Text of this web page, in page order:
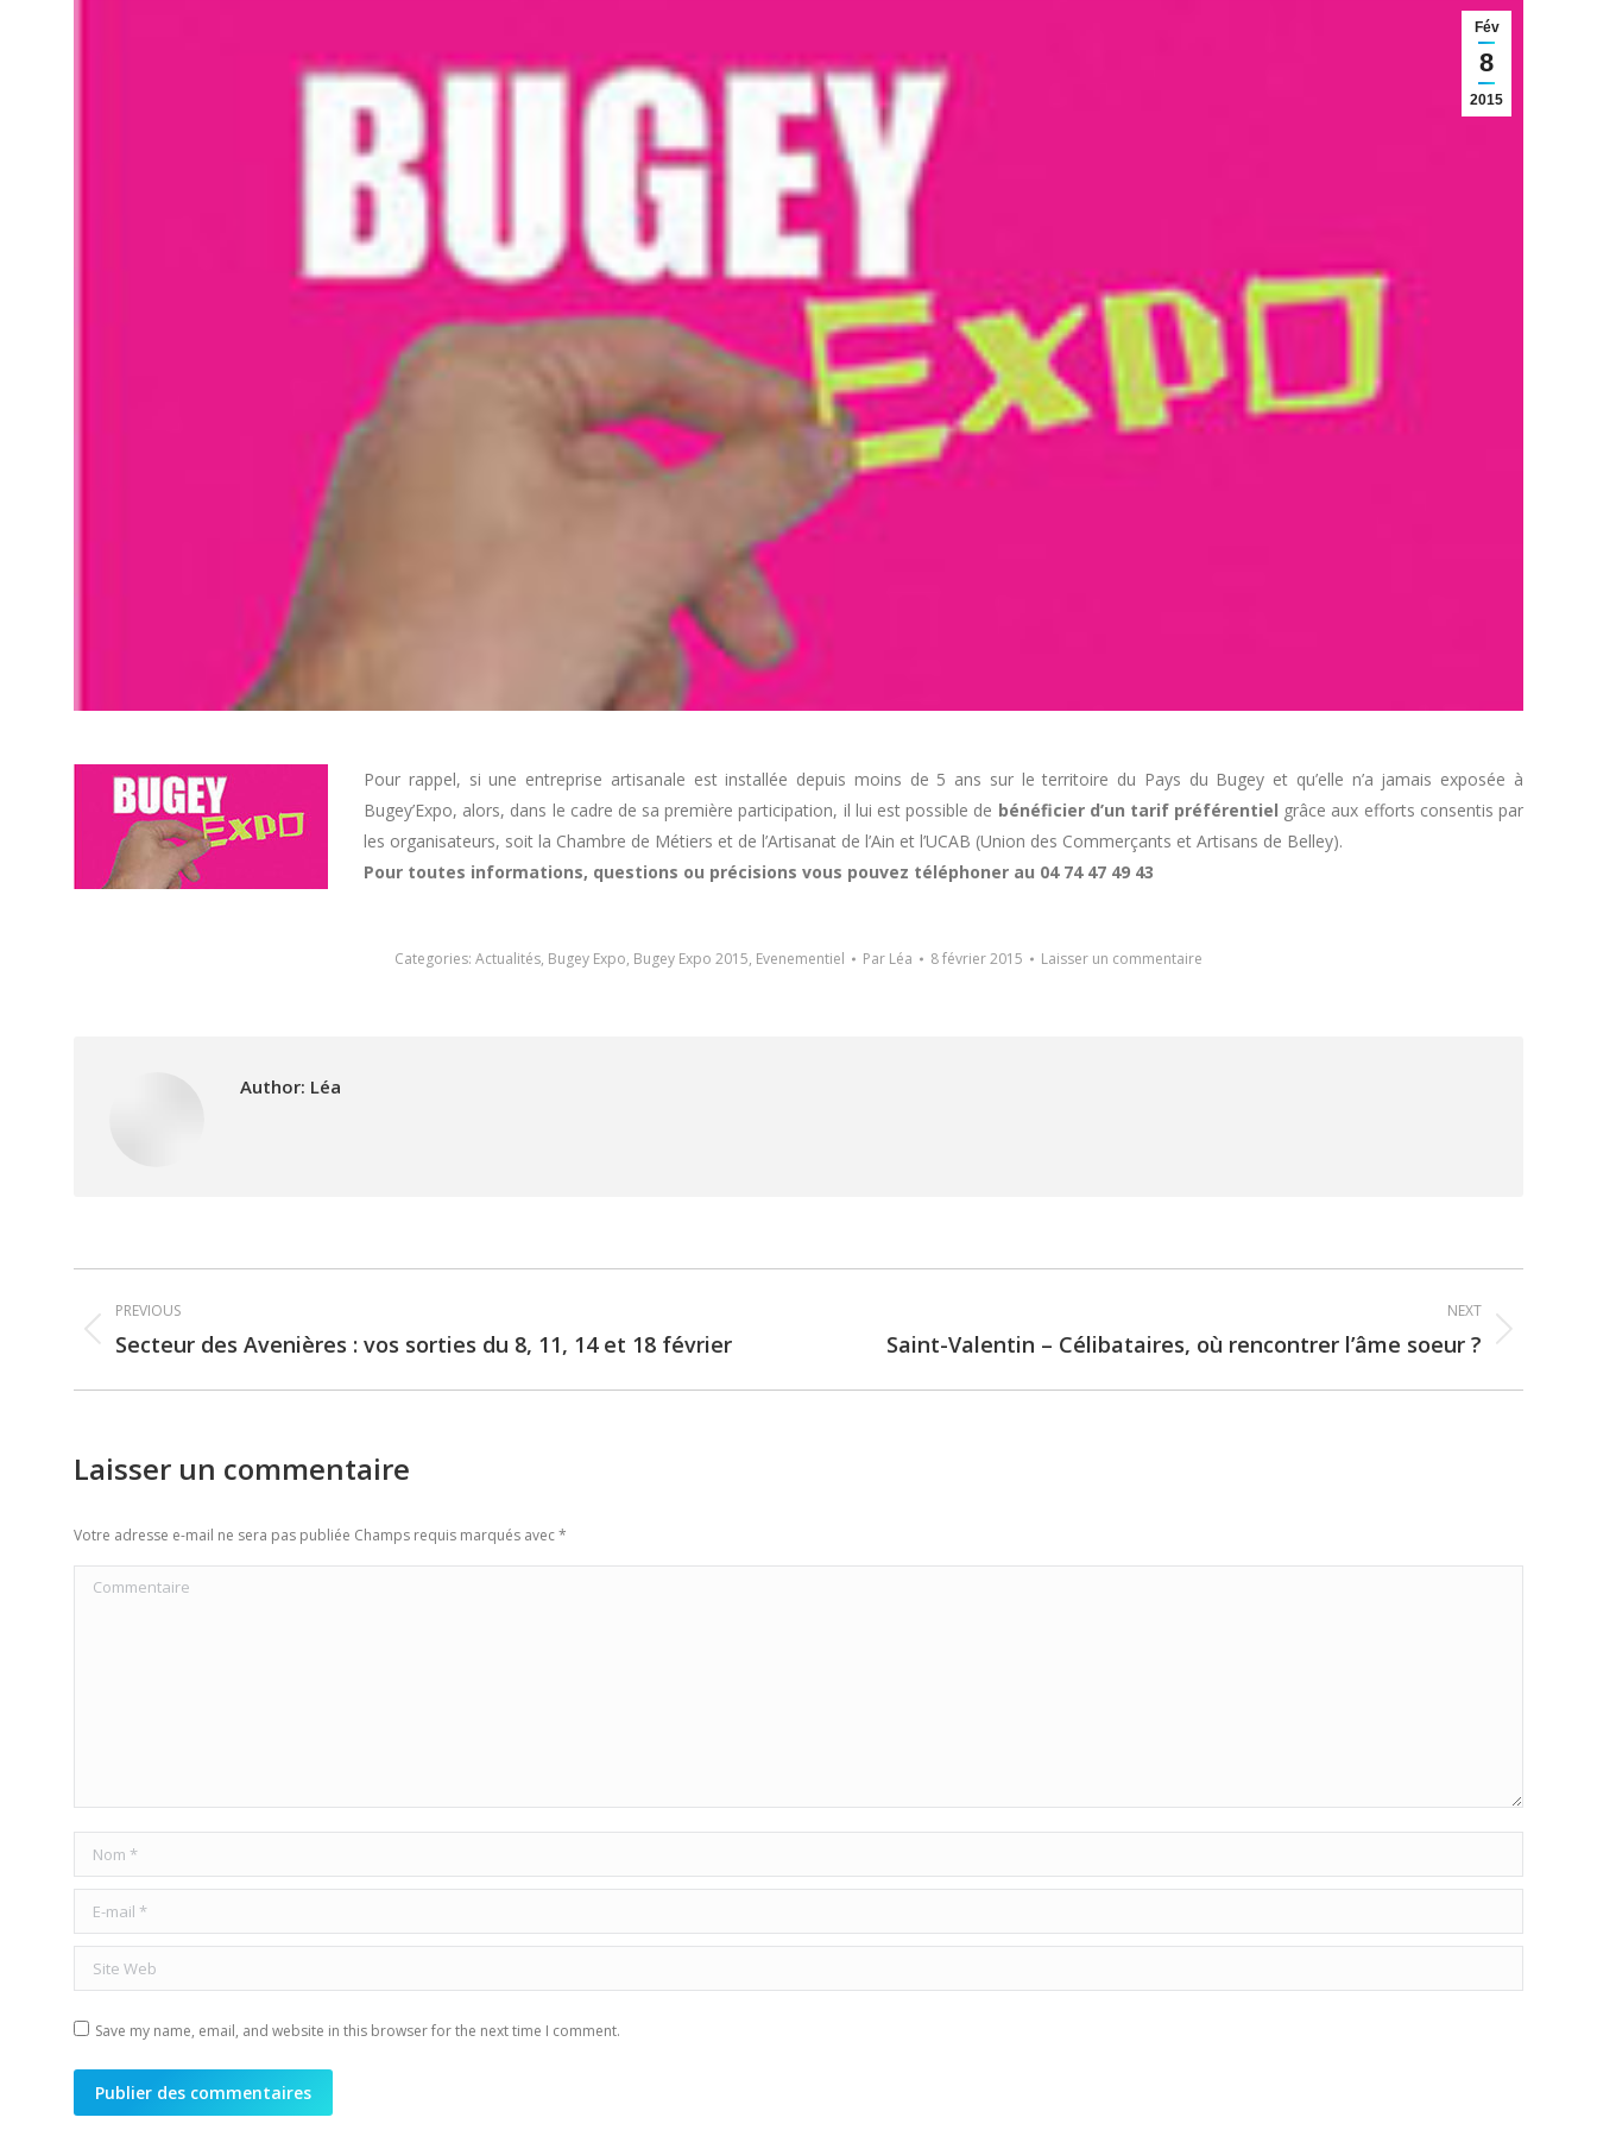
Fév
8
2015
Pour rappel, si une entreprise artisanale est installée depuis moins de 5 ans sur le territoire du Pays du Bugey et qu’elle n’a jamais exposée à
Bugey’Expo, alors, dans le cadre de sa première participation, il lui est possible de bénéficier d’un tarif préférentiel grâce aux efforts consentis par
les organisateurs, soit la Chambre de Métiers et de l’Artisanat de l’Ain et l’UCAB (Union des Commerçants et Artisans de Belley).
Pour toutes informations, questions ou précisions vous pouvez téléphoner au 04 74 47 49 43
Categories: Actualités, Bugey Expo, Bugey Expo 2015, Evenementiel Par Léa 8 février 2015 Laisser un commentaire
Author: Léa
Post
navigation
PREVIOUS
Previous
Secteur des Avenières : vos sorties du 8, 11, 14 et 18 février
NEXT
Saint-Valentin – Célibataires, où rencontrer l’âme soeur ?
Laisser un commentaire
Votre adresse e-mail ne sera pas publiée Champs requis marqués avec*
Commentaire
Nom *
E-mail *
Site Web
Save my name, email, and website in this browser for the next time I comment.
Publier des commentaires